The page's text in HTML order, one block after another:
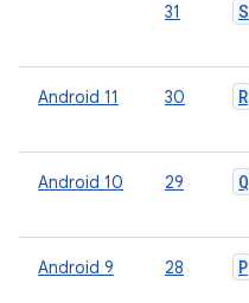
31 S
Android 11 30 R
Android 10 29 Q
Android 9 28 P